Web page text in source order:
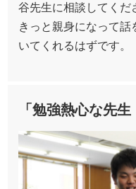
谷先生に相談してくだ
きっと親身になって
いてくれるはずです。
「勉強熱心な先生